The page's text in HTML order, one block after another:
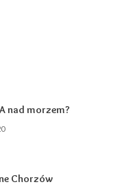
nad morzem?
Chorzów